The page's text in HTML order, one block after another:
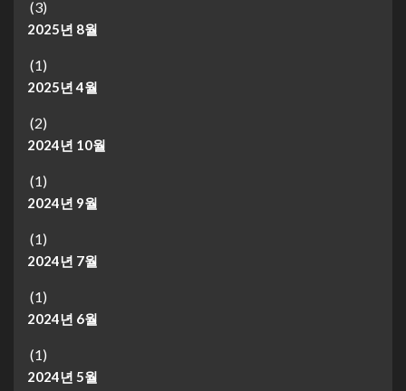
(3)
2025년 8월
(1)
2025년 4월
(2)
2024년 10월
(1)
2024년 9월
(1)
2024년 7월
(1)
2024년 6월
(1)
2024년 5월